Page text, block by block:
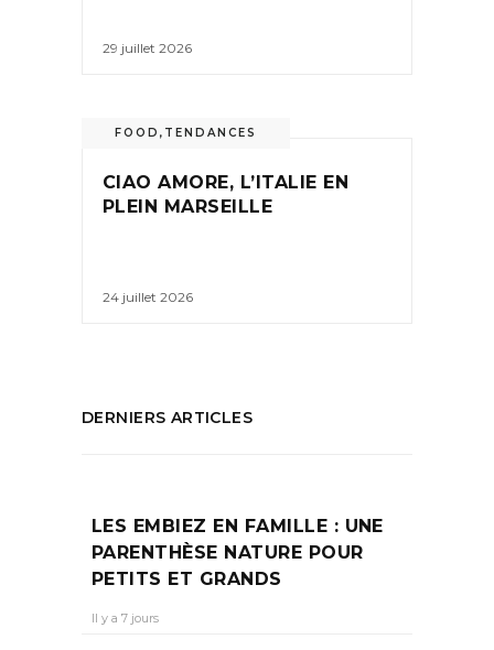
29 juillet 2026
FOOD , TENDANCES
CIAO AMORE, L’ITALIE EN
PLEIN MARSEILLE
24 juillet 2026
DERNIERS ARTICLES
LES EMBIEZ EN FAMILLE : UNE
PARENTHÈSE NATURE POUR
PETITS ET GRANDS
Il y a 7 jours